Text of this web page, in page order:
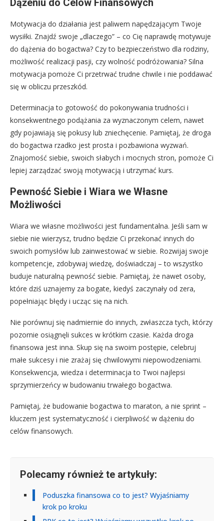
Dążeniu do Celów Finansowych
Motywacja do działania jest paliwem napędzającym Twoje
wysiłki. Znajdź swoje „dlaczego” – co Cię naprawdę motywuje
do dążenia do bogactwa? Czy to bezpieczeństwo dla rodziny,
możliwość realizacji pasji, czy wolność podróżowania? Silna
motywacja pomoże Ci przetrwać trudne chwile i nie poddawać
się w obliczu przeszkód.
Determinacja to gotowość do pokonywania trudności i
konsekwentnego podążania za wyznaczonym celem, nawet
gdy pojawiają się pokusy lub zniechęcenie. Pamiętaj, że droga
do bogactwa rzadko jest prosta i pozbawiona wyzwań.
Znajomość siebie, swoich słabych i mocnych stron, pomoże Ci
lepiej zarządzać swoją motywacją i utrzymać kurs.
Pewność Siebie i Wiara we Własne
Możliwości
Wiara we własne możliwości jest fundamentalna. Jeśli sam w
siebie nie wierzysz, trudno będzie Ci przekonać innych do
swoich pomysłów lub zainwestować w siebie. Rozwijaj swoje
kompetencje, zdobywaj wiedzę, doświadczaj – to wszystko
buduje naturalną pewność siebie. Pamiętaj, że nawet osoby,
które dziś uznajemy za bogate, kiedyś zaczynały od zera,
popełniając błędy i ucząc się na nich.
Nie porównuj się nadmiernie do innych, zwłaszcza tych, którzy
pozornie osiągnęli sukces w krótkim czasie. Każda droga
finansowa jest inna. Skup się na swoim postępie, celebruj
małe sukcesy i nie zrażaj się chwilowymi niepowodzeniami.
Konsekwencja, wiedza i determinacja to Twoi najlepsi
sprzymierzeńcy w budowaniu trwałego bogactwa.
Pamiętaj, że budowanie bogactwa to maraton, a nie sprint –
kluczem jest systematyczność i cierpliwość w dążeniu do
celów finansowych.
Polecamy również te artykuły:
Poduszka finansowa co to jest? Wyjaśniamy
krok po kroku